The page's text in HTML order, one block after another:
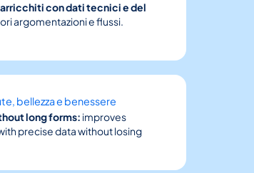
con dati tecnici e del
argomentazioni e flussi.
bellezza e benessere
long forms: improves
precise data without losing